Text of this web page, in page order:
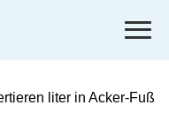
liter in Acker-Fuß